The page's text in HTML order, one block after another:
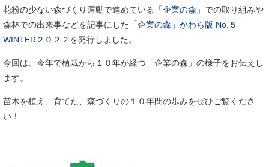
花粉の少ない森づくり運動で進めている「企業の森 」での取り組みや
森林での出来事などを記事にした
「企業の森」かわら版 No.５
WINTER２０２２ を発行しました。
今回は、今年で植栽から１０年が経つ「企業の森」の様子をお伝えし
ます。
苗木を植え、育てた、森づくりの１０年間の歩みをぜひご覧くださ
い！